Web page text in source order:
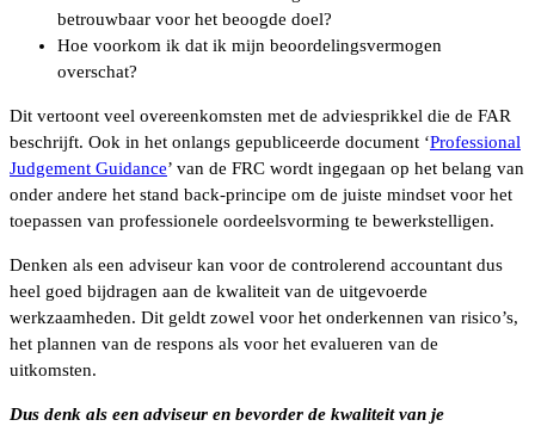
betrouwbaar voor het beoogde doel?
Hoe voorkom ik dat ik mijn beoordelingsvermogen
overschat?
Dit vertoont veel overeenkomsten met de adviesprikkel die de FAR
beschrijft. Ook in het onlangs gepubliceerde document ‘Professional
Judgement Guidance’ van de FRC wordt ingegaan op het belang van
onder andere het stand back-principe om de juiste mindset voor het
toepassen van professionele oordeelsvorming te bewerkstelligen.
Denken als een adviseur kan voor de controlerend accountant dus
heel goed bijdragen aan de kwaliteit van de uitgevoerde
werkzaamheden. Dit geldt zowel voor het onderkennen van risico’s,
het plannen van de respons als voor het evalueren van de
uitkomsten.
Dus denk als een adviseur en bevorder de kwaliteit van je